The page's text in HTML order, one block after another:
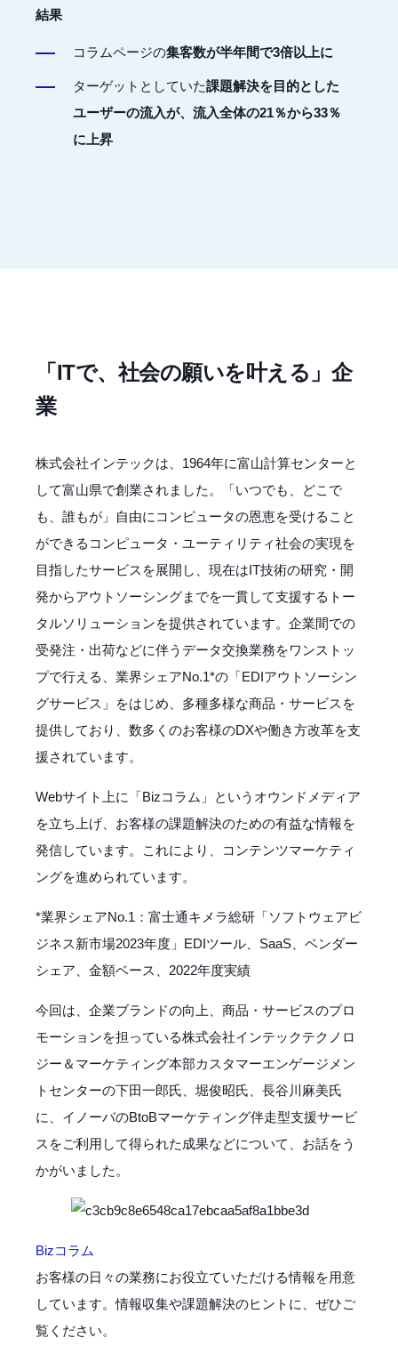
結果
コラムページの集客数が半年間で3倍以上に
ターゲットとしていた課題解決を目的とした
ユーザーの流入が、流入全体の21％から33％
に上昇
「ITで、社会の願いを叶える」企
業
株式会社インテックは、1964年に富山計算センターと
して富山県で創業されました。「いつでも、どこで
も、誰もが」自由にコンピュータの恩恵を受けること
ができるコンピュータ・ユーティリティ社会の実現を
目指したサービスを展開し、現在はIT技術の研究・開
発からアウトソーシングまでを一貫して支援するトー
タルソリューションを提供されています。企業間での
受発注・出荷などに伴うデータ交換業務をワンストッ
プで行える、業界シェアNo.1*の「EDIアウトソーシン
グサービス」をはじめ、多種多様な商品・サービスを
提供しており、数多くのお客様のDXや働き方改革を支
援されています。
Webサイト上に「Bizコラム」というオウンドメディア
を立ち上げ、お客様の課題解決のための有益な情報を
発信しています。これにより、コンテンツマーケティ
ングを進められています。
*業界シェアNo.1：富士通キメラ総研「ソフトウェアビ
ジネス新市場2023年度」EDIツール、SaaS、ベンダー
シェア、金額ベース、2022年度実績
今回は、企業ブランドの向上、商品・サービスのプロ
モーションを担っている株式会社インテックテクノロ
ジー＆マーケティング本部カスタマーエンゲージメン
トセンターの下田一郎氏、堀俊昭氏、長谷川麻美氏
に、イノーバのBtoBマーケティング伴走型支援サービ
スをご利用して得られた成果などについて、お話をう
かがいました。
Bizコラム
お客様の日々の業務にお役立ていただける情報を用意
しています。情報収集や課題解決のヒントに、ぜひご
覧ください。